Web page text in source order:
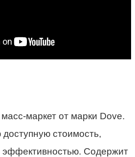
маркет от марки Dove.
стоимость,
эффективностью. Содержит